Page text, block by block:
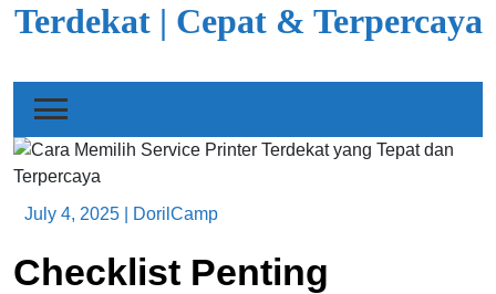
Terdekat | Cepat & Terpercaya
July 4, 2025 DorilCamp
Checklist Penting